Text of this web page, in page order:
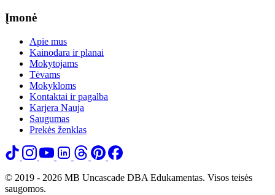
Įmonė
Apie mus
Kainodara ir planai
Mokytojams
Tėvams
Mokykloms
Kontaktai ir pagalba
Karjera Nauja
Saugumas
Prekės ženklas
© 2019 - 2026 MB Uncascade DBA Edukamentas. Visos teisės
saugomos.